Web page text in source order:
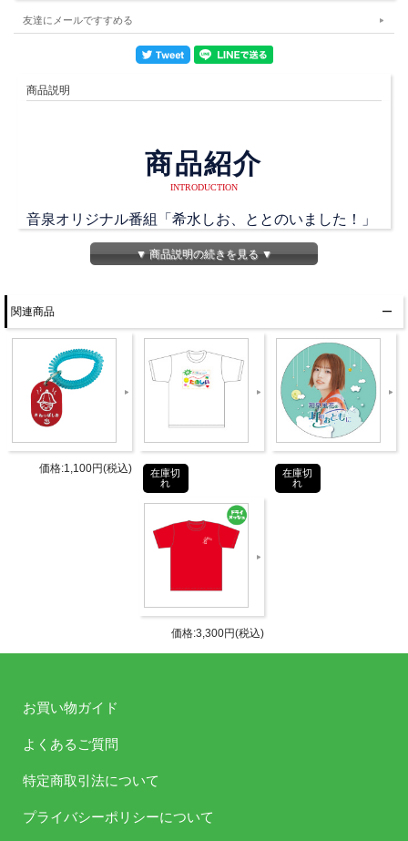
友達にメールですすめる
商品説明
商品紹介
INTRODUCTION
音泉オリジナル番組「希水しお、ととのいました！」
「佐伯伊織・涼本あきほの「だまされたと思って聞い
てみな！」」「和泉風花の耳のおともに」の各番組内
番組の構成作家が選んでステッカーにしました！
音martでは全16種の中から4種がランダムで入ったセ
ット商品となっております！
※種類は選べません。
※イベント販売時とは価格が異なります。ご了承くだ
さい。
商品詳細
DETAIL
2025年1月18日イベント先行販売
仕様
ラインナップ
草野先生セレクト：「希水しお、と
本あきほの「だまされたと思って聞
いてみな！」涼本あきほ 全4種
▼ 商品説明の続きを見る ▼
関連商品
価格:1,100円(税込)
在庫切
れ
在庫切
れ
価格:3,300円(税込)
お買い物ガイド
よくあるご質問
特定商取引法について
プライバシーポリシーについて